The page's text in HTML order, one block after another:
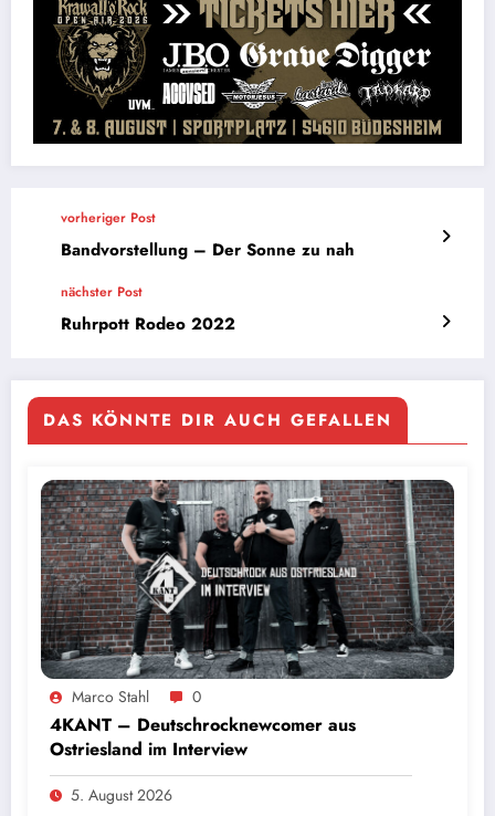
vorheriger Post
Bandvorstellung – Der Sonne zu nah
nächster Post
Ruhrpott Rodeo 2022
DAS KÖNNTE DIR AUCH GEFALLEN
Marco Stahl 0
4KANT – Deutschrocknewcomer aus
Ostriesland im Interview
5. August 2026